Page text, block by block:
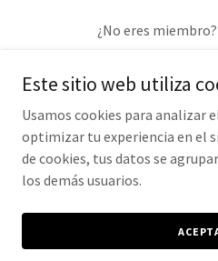
¿No eres miembro?
Copyright © 2025 Clinica
Este sitio web utiliza
Usamos cookies para analizar
optimizar tu experiencia en el
de cookies, tus datos se
los demás usuarios.